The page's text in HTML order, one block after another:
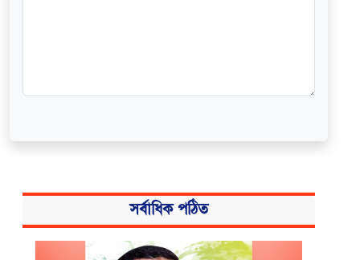
সর্বাধিক পঠিত